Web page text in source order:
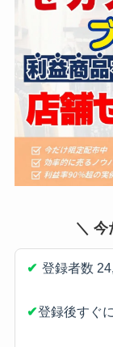
＼ 今
✔ 登録者数
✔登録後すぐ